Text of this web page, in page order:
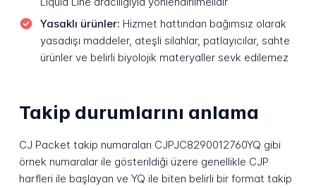
Yasaklı ürünler: Hizmet hattından bağımsız olarak
yasadışı maddeler, ateşli silahlar, patlayıcılar, sahte
ürünler ve belirli biyolojik materyaller sevk edilemez
Takip durumlarını anlama
CJ Packet takip numaraları CJPJC8290012760YQ gibi
örnek numaralar ile gösterildiği üzere genellikle CJP
harfleri ile başlayan ve YQ ile biten belirli bir format takip